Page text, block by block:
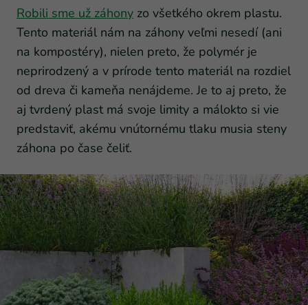
Robili sme už záhony zo všetkého okrem plastu.
Tento materiál nám na záhony veľmi nesedí (ani
na kompostéry), nielen preto, že polymér je
neprirodzený a v prírode tento materiál na rozdiel
od dreva či kameňa nenájdeme. Je to aj preto, že
aj tvrdený plast má svoje limity a málokto si vie
predstaviť, akému vnútornému tlaku musia steny
záhona po čase čeliť.